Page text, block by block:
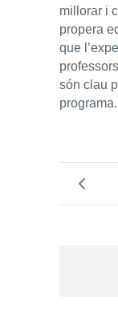
millorar i
propera
que
són clau
programa.